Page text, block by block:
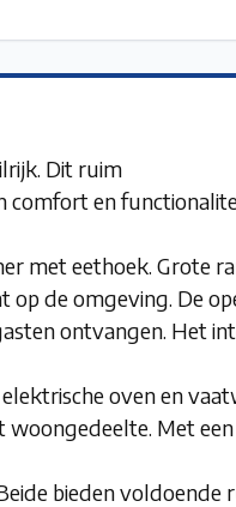
Dit ruim
comfort en
met eethoek. Grote
de omgeving. De
ontvangen. Het
oven en
Met een
bieden voldoende